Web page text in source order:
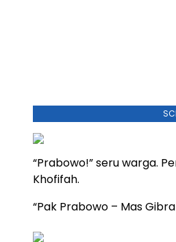
“Prabowo!” seru warga.
Khofifah.
“Pak Prabowo – Mas